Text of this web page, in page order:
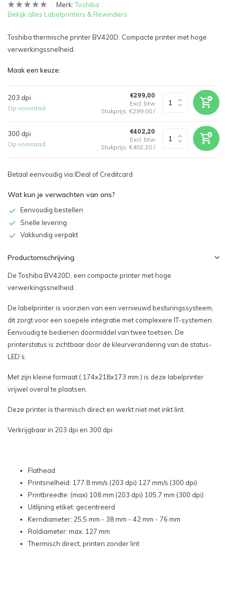
Merk:Toshiba
Bekijk alles Labelprinters & Rewinders
Toshiba thermische printer BV420D. Compacte printer met hoge
verwerkingssnelheid.
Maak een keuze:
203 dpi
Op voorraad
€299,00
Excl. btw
Stukprijs: €299,00 /
300 dpi
Op voorraad
€402,20
Excl. btw
Stukprijs: €402,20 /
Betaal eenvoudig via IDeal of Creditcard
Wat kun je verwachten van ons?
Eenvoudig bestellen
Snelle levering
Vakkundig verpakt
Productomschrijving
De Toshiba BV420D, een compacte printer met hoge
verwerkingssnelheid.
De labelprinter is voorzien van een vernieuwd besturingssysteem,
dit zorgt voor een soepele integratie met complexere IT-systemen.
Eenvoudig te bedienen doormiddel van twee toetsen. De
printerstatus is zichtbaar door de kleurverandering van de status-
LED’s.
Met zijn kleine formaat ( 174x218x173 mm ) is deze labelprinter
vrijwel overal te plaatsen.
Deze printer is thermisch direct en werkt niet met inkt lint.
Verkrijgbaar in 203 dpi en 300 dpi
Flathead
Printsnelheid: 177.8 mm/s (203 dpi) 127 mm/s (300 dpi)
Printbreedte: (max) 108 mm (203 dpi) 105,7 mm (300 dpi)
Uitlijning etiket: gecentreerd
Kerndiameter: 25,5 mm - 38 mm - 42 mm - 76 mm
Roldiameter: max. 127 mm
Thermisch direct, printen zonder lint